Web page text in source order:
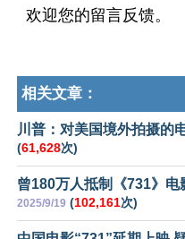
欢迎您的留言反馈。
相关文章：
川普：对美国境外拍摄的
(61,628次)
曾180万人抵制《731》电
2025/9/19 (102,161次)